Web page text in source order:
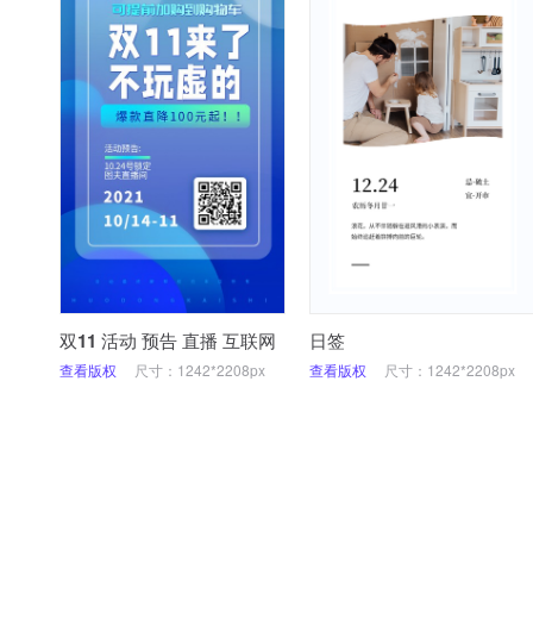
双11 活动 预告 直播 互联网
查看版权 尺寸：1242*2208px
日签
查看版权 尺寸：1242*2208px